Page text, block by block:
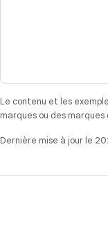
Le contenu et les
marques ou des
Dernière mise à jour le